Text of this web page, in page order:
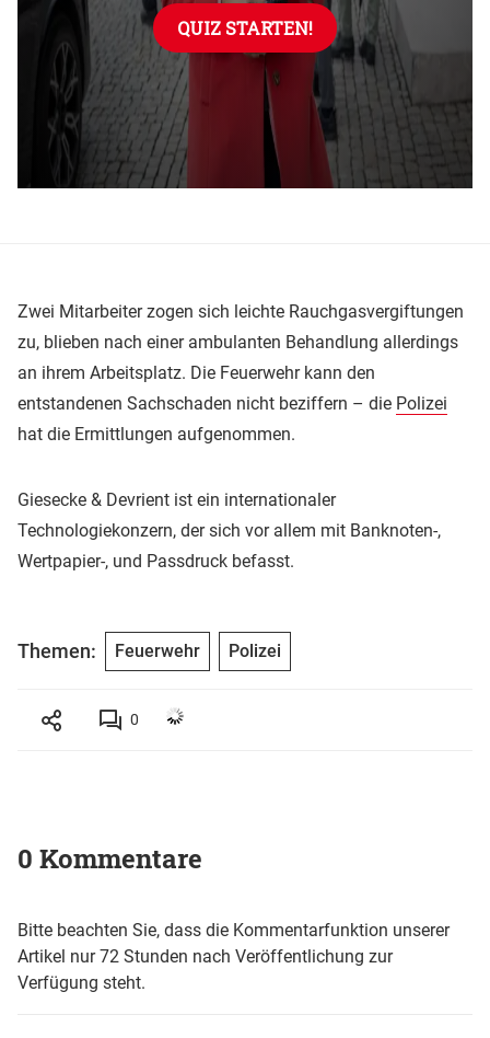
Zwei Mitarbeiter zogen sich leichte Rauchgasvergiftungen
zu, blieben nach einer ambulanten Behandlung allerdings
an ihrem Arbeitsplatz. Die Feuerwehr kann den
entstandenen Sachschaden nicht beziffern – die Polizei
hat die Ermittlungen aufgenommen.
Giesecke & Devrient ist ein internationaler
Technologiekonzern, der sich vor allem mit Banknoten-,
Wertpapier-, und Passdruck befasst.
Themen: Feuerwehr Polizei
0
0 Kommentare
Bitte beachten Sie, dass die Kommentarfunktion unserer
Artikel nur 72 Stunden nach Veröffentlichung zur
Verfügung steht.